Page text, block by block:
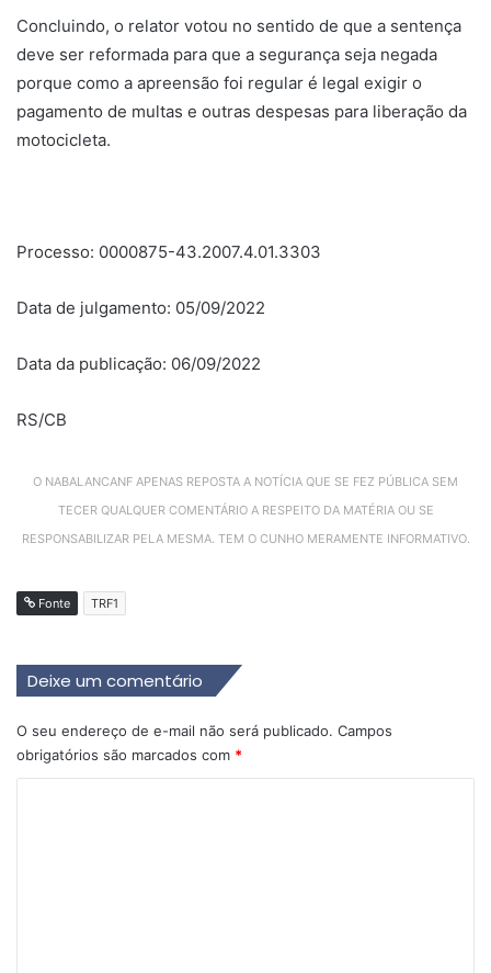
Concluindo, o relator votou no sentido de que a sentença
deve ser reformada para que a segurança seja negada
porque como a apreensão foi regular é legal exigir o
pagamento de multas e outras despesas para liberação da
motocicleta.
Processo: 0000875-43.2007.4.01.3303
Data de julgamento: 05/09/2022
Data da publicação: 06/09/2022
RS/CB
O NABALANCANF APENAS REPOSTA A NOTÍCIA QUE SE FEZ PÚBLICA SEM
TECER QUALQUER COMENTÁRIO A RESPEITO DA MATÉRIA OU SE
RESPONSABILIZAR PELA MESMA. TEM O CUNHO MERAMENTE INFORMATIVO.
Fonte TRF1
Deixe um comentário
O seu endereço de e-mail não será publicado. Campos
obrigatórios são marcados com *